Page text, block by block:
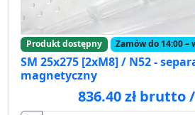
Produkt dostępny Zamów do 14:00
SM 25x275 [2xM8] / N52 -
magnetyczny
836.40 zł brutto